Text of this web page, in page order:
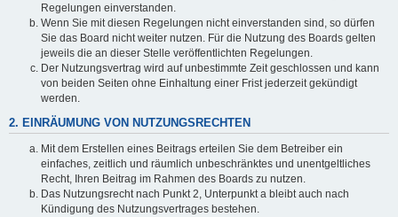
Regelungen einverstanden.
Wenn Sie mit diesen Regelungen nicht einverstanden sind, so dürfen
Sie das Board nicht weiter nutzen. Für die Nutzung des Boards gelten
jeweils die an dieser Stelle veröffentlichten Regelungen.
Der Nutzungsvertrag wird auf unbestimmte Zeit geschlossen und kann
von beiden Seiten ohne Einhaltung einer Frist jederzeit gekündigt
werden.
2. EINRÄUMUNG VON NUTZUNGSRECHTEN
Mit dem Erstellen eines Beitrags erteilen Sie dem Betreiber ein
einfaches, zeitlich und räumlich unbeschränktes und unentgeltliches
Recht, Ihren Beitrag im Rahmen des Boards zu nutzen.
Das Nutzungsrecht nach Punkt 2, Unterpunkt a bleibt auch nach
Kündigung des Nutzungsvertrages bestehen.